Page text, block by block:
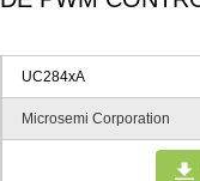
UC284xA
Microsemi Corporation